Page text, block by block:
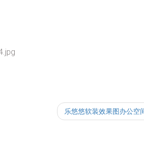
乐悠悠软装效果图办公空